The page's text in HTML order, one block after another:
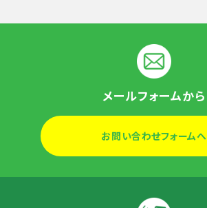
メールフォームから
お問い合わせフォームへ